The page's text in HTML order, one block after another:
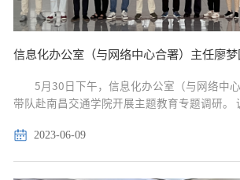
5月30日下午，信息化办公室（与网络中
带队赴南昌交通学院开展主题教育专题调研。 调研期间，廖梦园一
院宣传片，并与南昌交通学院现代教育技术中
2023-06-09